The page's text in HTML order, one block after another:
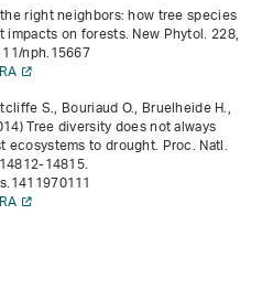
right neighbors: how tree species
on forests. New Phytol.228,
nph.15667
S., Bouriaud O., Bruelheide H.,
Tree diversity does not always
to drought. Proc. Natl.
14815.